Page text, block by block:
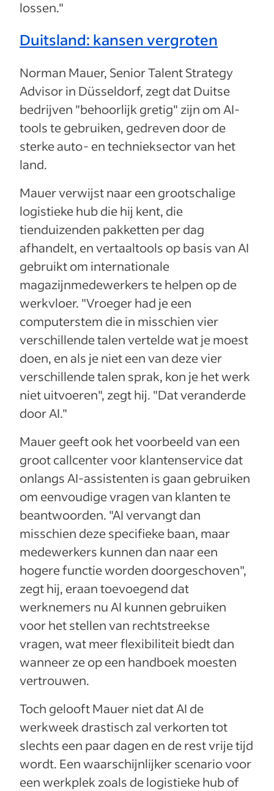
lossen."
Duitsland: kansen vergroten
Norman Mauer, Senior Talent Strategy
Advisor in Düsseldorf, zegt dat Duitse
bedrijven "behoorlijk gretig" zijn om AI-
tools te gebruiken, gedreven door de
sterke auto- en technieksector van het
land.
Mauer verwijst naar een grootschalige
logistieke hub die hij kent, die
tienduizenden pakketten per dag
afhandelt, en vertaaltools op basis van AI
gebruikt om internationale
magazijnmedewerkers te helpen op de
werkvloer. "Vroeger had je een
computerstem die in misschien vier
verschillende talen vertelde wat je moest
doen, en als je niet een van deze vier
verschillende talen sprak, kon je het werk
niet uitvoeren", zegt hij. "Dat veranderde
door AI."
Mauer geeft ook het voorbeeld van een
groot callcenter voor klantenservice dat
onlangs AI-assistenten is gaan gebruiken
om eenvoudige vragen van klanten te
beantwoorden. "AI vervangt dan
misschien deze specifieke baan, maar
medewerkers kunnen dan naar een
hogere functie worden doorgeschoven",
zegt hij, eraan toevoegend dat
werknemers nu AI kunnen gebruiken
voor het stellen van rechtstreekse
vragen, wat meer flexibiliteit biedt dan
wanneer ze op een handboek moesten
vertrouwen.
Toch gelooft Mauer niet dat AI de
werkweek drastisch zal verkorten tot
slechts een paar dagen en de rest vrije tijd
wordt. Een waarschijnlijker scenario voor
een werkplek zoals de logistieke hub of